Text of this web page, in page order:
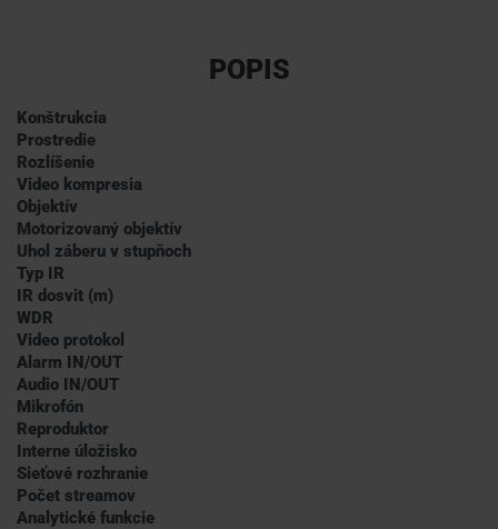
POPIS
Konštrukcia
Prostredie
Rozlíšenie
Video kompresia
Objektív
Motorizovaný objektív
Uhol záberu v stupňoch
Typ IR
IR dosvit (m)
WDR
Video protokol
Alarm IN/OUT
Audio IN/OUT
Mikrofón
Reproduktor
Interne úložisko
Sieťové rozhranie
Počet streamov
Analytické funkcie